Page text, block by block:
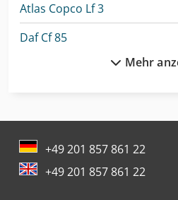
Atlas Copco Lf 3
Daf Cf 85
Dieci Mini Agri 26.6
Drahtricht- Und
Mehr
+49 201 857 861 22
+49 201 857 861 22